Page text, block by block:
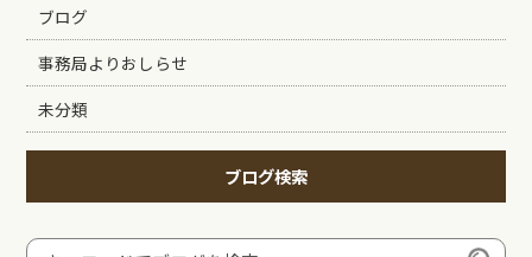
ブログ
事務局よりおしらせ
未分類
ブログ検索